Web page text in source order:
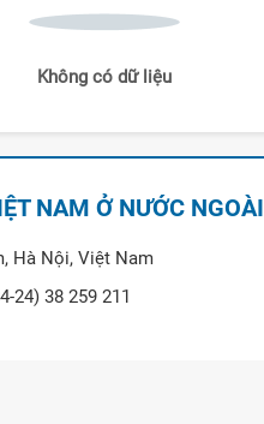
Không có dữ liệu
NAM Ở NƯỚC NGOÀI
Hà Nội, Việt Nam
24) 38 259 211